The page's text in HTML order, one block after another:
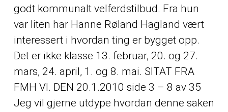
godt kommunalt velferdstilbud. Fra hun
var liten har Hanne Røland Hagland vært
interessert i hvordan ting er bygget opp.
Det er ikke klasse 13. februar, 20. og 27.
mars, 24. april, 1. og 8. mai. SITAT FRA
FMH VI. DEN 20.1.2010 side 3 – 8 av 35
Jeg vil gjerne utdype hvordan denne saken